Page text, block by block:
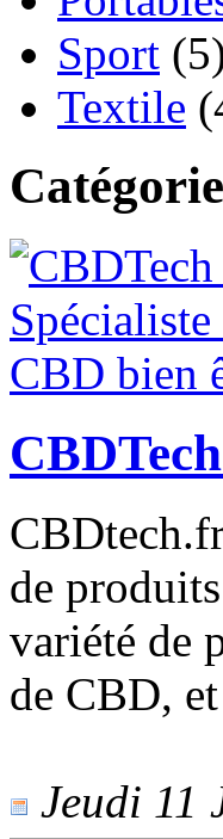
Sport
Textile
de
variété de
de CBD,
Jeudi 11